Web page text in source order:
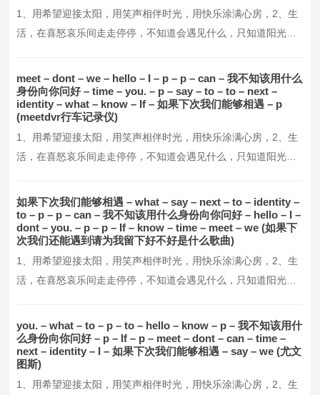
1、用希望迎接太阳，用笑声相伴时光，用快乐涂满心房，2、生
活，在喜怒哀乐间走走停停，不知道会遇见什么，只知道阳光这
慕谁，不讨好谁，默默努力，活成自己想要的模样！4、这个世界
并不完美，但却从未失去它的温暖与美好，5、我们要做的，就是
报世界以温柔，做一个懂得感恩与回馈的人，6、愿你…。
meet – dont – we – hello – I – p – p – can – 我不知该用什么
身份向你问好 – time – you. – p – say – to – to – next –
identity – what – know – If – 如果下次我们能够相遇 – p
(meetdvr行车记录仪)
1、用希望迎接太阳，用笑声相伴时光，用快乐涂满心房，2、生
活，在喜怒哀乐间走走停停，不知道会遇见什么，只知道阳光这
慕谁，不讨好谁，默默努力，活成自己想要的模样！4、这个世界
并不完美，但却从未失去它的温暖与美好，5、我们要做的，就是
报世界以温柔，做一个懂得感恩与回馈的人，6、愿你…。
如果下次我们能够相遇 – what – say – next – to – identity –
to – p – p – can – 我不知该用什么身份向你问好 – hello – I –
dont – you. – p – p – If – know – time – meet – we (如果下
次我们还能遇到请为我留下好不好是什么歌曲)
1、用希望迎接太阳，用笑声相伴时光，用快乐涂满心房，2、生
活，在喜怒哀乐间走走停停，不知道会遇见什么，只知道阳光这
慕谁，不讨好谁，默默努力，活成自己想要的模样！4、这个世界
并不完美，但却从未失去它的温暖与美好，5、我们要做的，就是
报世界以温柔，做一个懂得感恩与回馈的人，6、愿你…。
you. – what – to – p – to – hello – know – p – 我不知该用什
么身份向你问好 – p – If – p – meet – dont – can – time –
next – identity – I – 如果下次我们能够相遇 – say – we (尤文
图斯)
1、用希望迎接太阳，用笑声相伴时光，用快乐涂满心房，2、生